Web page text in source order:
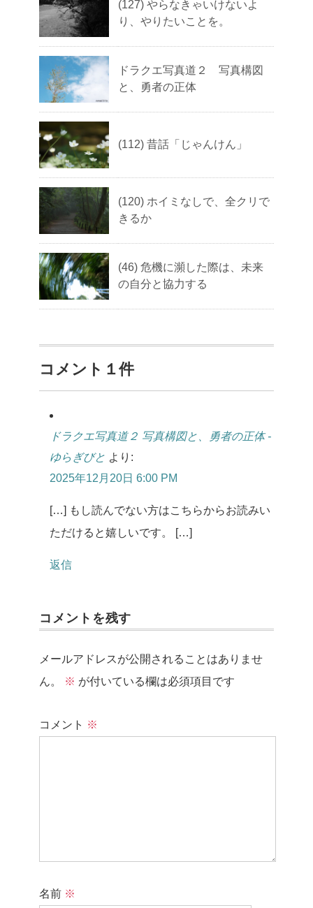
(127) やらなきゃいけないよ
り、やりたいことを。
ドラクエ写真道２ 写真構図
と、勇者の正体
(112) 昔話「じゃんけん」
(120) ホイミなしで、全クリで
きるか
(46) 危機に瀕した際は、未来
の自分と協力する
コメント１件
ドラクエ写真道２ 写真構図と、勇者の正体 -
ゆらぎびと より:
2025年12月20日 6:00 PM
[…] もし読んでない方はこちらからお読みい
ただけると嬉しいです。 […]
返信
コメントを残す
メールアドレスが公開されることはありませ
ん。
※ が付いている欄は必須項目です
コメント ※
名前 ※